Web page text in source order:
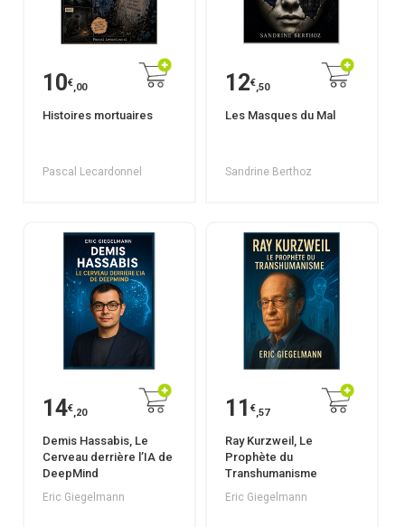
10€,00
Histoires mortuaires
Pascal Lecardonnel
12€,50
Les Masques du Mal
Sandrine Berthoz
14€,20
Demis Hassabis, Le
Cerveau derrière l’IA de
DeepMind
Eric Giegelmann
11 €,57
Ray Kurzweil, Le
Prophète du
Transhumanisme
Eric Giegelmann